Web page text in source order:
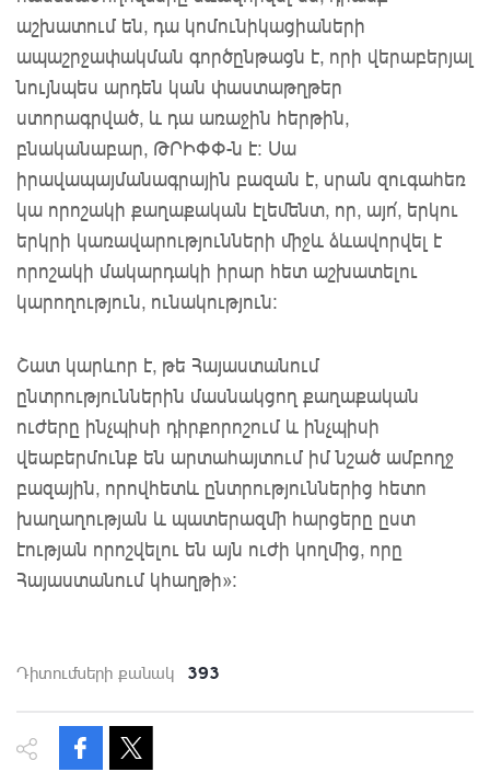
աշխատում են, դա կոմունիկացիաների
ապաշրջափակման գործընթացն է, որի վերաբերյալ
նույնպես արդեն կան փաստաթղթեր
ստորագրված, և դա առաջին հերթին,
բնականաբար, ԹՐԻՓՓ-ն է: Սա
իրավապայմանագրային բազան է, սրան զուգահեռ
կա որոշակի քաղաքական էլեմենտ, որ, այո՛, երկու
երկրի կառավարությունների միջև ձևավորվել է
որոշակի մակարդակի իրար հետ աշխատելու
կարողություն, ունակություն:
Շատ կարևոր է, թե Հայաստանում
ընտրություններին մասնակցող քաղաքական
ուժերը ինչպիսի դիրքորոշում և ինչպիսի
վեաբերմունք են արտահայտում իմ նշած ամբողջ
բազային, որովհետև ընտրություններից հետո
խաղաղության և պատերազմի հարցերը ըստ
էության որոշվելու են այն ուժի կողմից, որը
Հայաստանում կհաղթի»:
Դիտումների քանակ 393